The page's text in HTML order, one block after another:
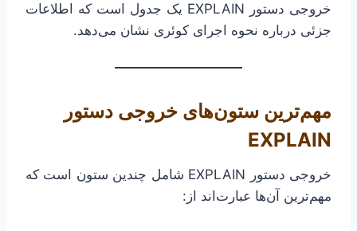
خروجی دستور EXPLAIN یک جدول است که اطلاعات
جزئی درباره نحوه اجرای کوئری نشان می‌دهد.
مهم‌ترین ستون‌های خروجی دستور
EXPLAIN
خروجی دستور EXPLAIN شامل چندین ستون است که
مهم‌ترین آن‌ها عبارت‌اند از: